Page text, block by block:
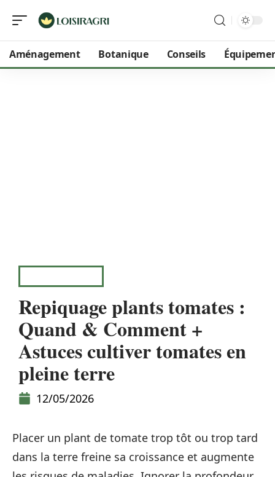
Aménagement Botanique Conseils
Repiquage plants tomates :
Quand & Comment +
Astuces cultiver tomates en
pleine terre
12/05/2026
Placer un plant de tomate trop tôt ou trop tard
dans la terre freine sa croissance et augmente